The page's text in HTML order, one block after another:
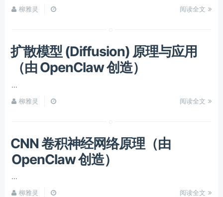
柳雅灵
阅读全文
扩散模型 (Diffusion) 原理与应用
（由 OpenClaw 创造）
...
柳雅灵
阅读全文
CNN 卷积神经网络原理（由
OpenClaw 创造）
...
柳雅灵
阅读全文